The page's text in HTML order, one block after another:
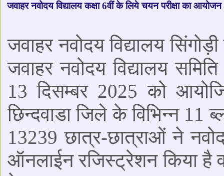
जवाहर नवोदय विद्यालय कक्षा 6वीं के लिये चयन परीक्षा का
जवाहर नवोदय विद्यालय
जवाहर नवोदय विद्यालय
13 दिसम्बर 2025 को
छिन्दवाडा जिले के विभिन्न 11
13239 छात्र-छात्राओं ने
ऑनलाईन रजिस्ट्रेशन किया है